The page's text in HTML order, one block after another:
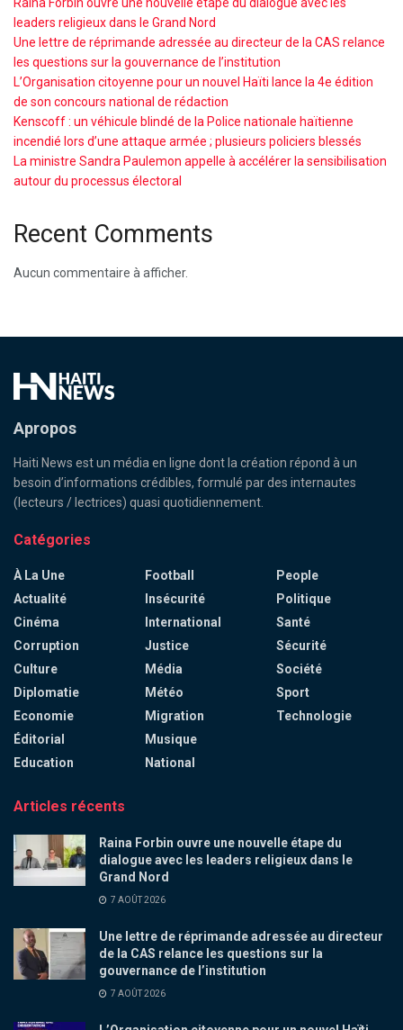
Raina Forbin ouvre une nouvelle étape du dialogue avec les
leaders religieux dans le Grand Nord
Une lettre de réprimande adressée au directeur de la CAS relance
les questions sur la gouvernance de l’institution
L’Organisation citoyenne pour un nouvel Haïti lance la 4e édition
de son concours national de rédaction
Kenscoff : un véhicule blindé de la Police nationale haïtienne
incendié lors d’une attaque armée ; plusieurs policiers blessés
La ministre Sandra Paulemon appelle à accélérer la sensibilisation
autour du processus électoral
Recent Comments
Aucun commentaire à afficher.
Apropos
Haiti News est un média en ligne dont la création répond à un
besoin d’informations crédibles, formulé par des internautes
(lecteurs / lectrices) quasi quotidiennement.
Catégories
À La Une
Actualité
Cinéma
Corruption
Culture
Diplomatie
Economie
Éditorial
Education
Football
Insécurité
International
Justice
Média
Météo
Migration
Musique
National
People
Politique
Santé
Sécurité
Société
Sport
Technologie
Articles récents
Raina Forbin ouvre une nouvelle étape du
dialogue avec les leaders religieux dans le
Grand Nord
7 AOÛT 2026
Une lettre de réprimande adressée au directeur
de la CAS relance les questions sur la
gouvernance de l’institution
7 AOÛT 2026